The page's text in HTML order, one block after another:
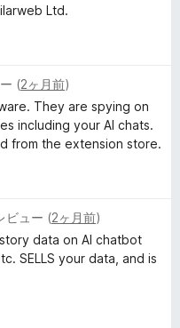
Ltd.
(2ヶ月前)
They are spying on
including your AI chats.
from the extension store.
ビュー (2ヶ月前)
data on AI chatbot
SELLS your data, and is